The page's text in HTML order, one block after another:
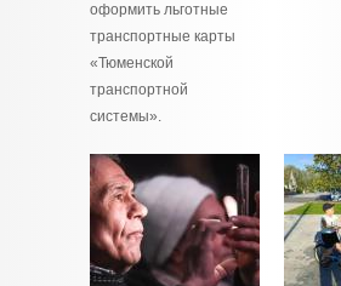
оформить льготные
транспортные карты
«Тюменской
транспортной
системы».